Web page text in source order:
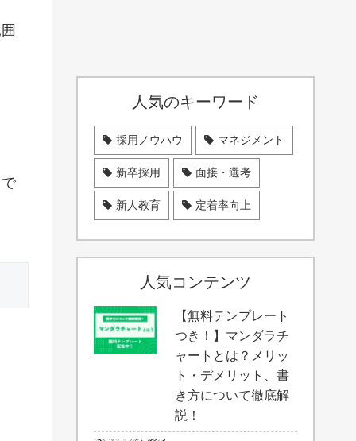
人気のキーワード
採用ノウハウ マネジメント
新卒採用 面接・選考
新人教育 定着率向上
人気コンテンツ
【無料テンプレート
つき！】マンダラチ
ャートとは？メリッ
ト・デメリット、書
き方について徹底解
説！